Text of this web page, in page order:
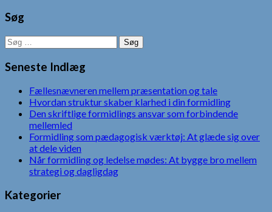
Søg
Søg
efter:
Seneste Indlæg
Fællesnævneren mellem præsentation og tale
Hvordan struktur skaber klarhed i din formidling
Den skriftlige formidlings ansvar som forbindende
mellemled
Formidling som pædagogisk værktøj: At glæde sig over
at dele viden
Når formidling og ledelse mødes: At bygge bro mellem
strategi og dagligdag
Kategorier